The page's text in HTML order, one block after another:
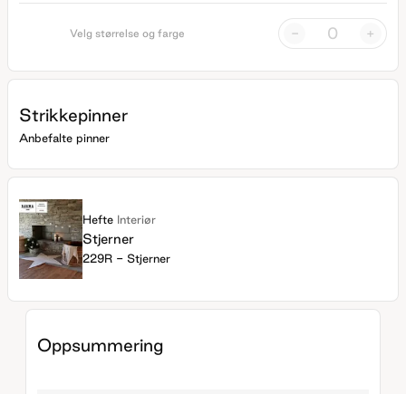
Velg størrelse og farge - +
Strikkepinner
Anbefalte pinner
Hefte Interiør
Stjerner
229R - Stjerner
Oppsummering